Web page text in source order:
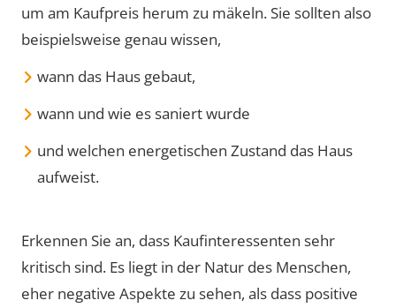
um am Kaufpreis herum zu mäkeln. Sie sollten also
beispielsweise genau wissen,
wann das Haus gebaut,
wann und wie es saniert wurde
und welchen energetischen Zustand das Haus
aufweist.
Erkennen Sie an, dass Kaufinteressenten sehr
kritisch sind. Es liegt in der Natur des Menschen,
eher negative Aspekte zu sehen, als dass positive